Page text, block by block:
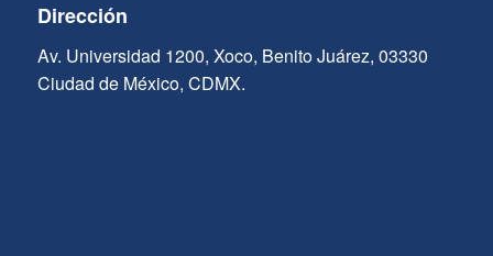
Dirección
Av. Universidad 1200, Xoco, Benito Juárez, 03330
Ciudad de México, CDMX.